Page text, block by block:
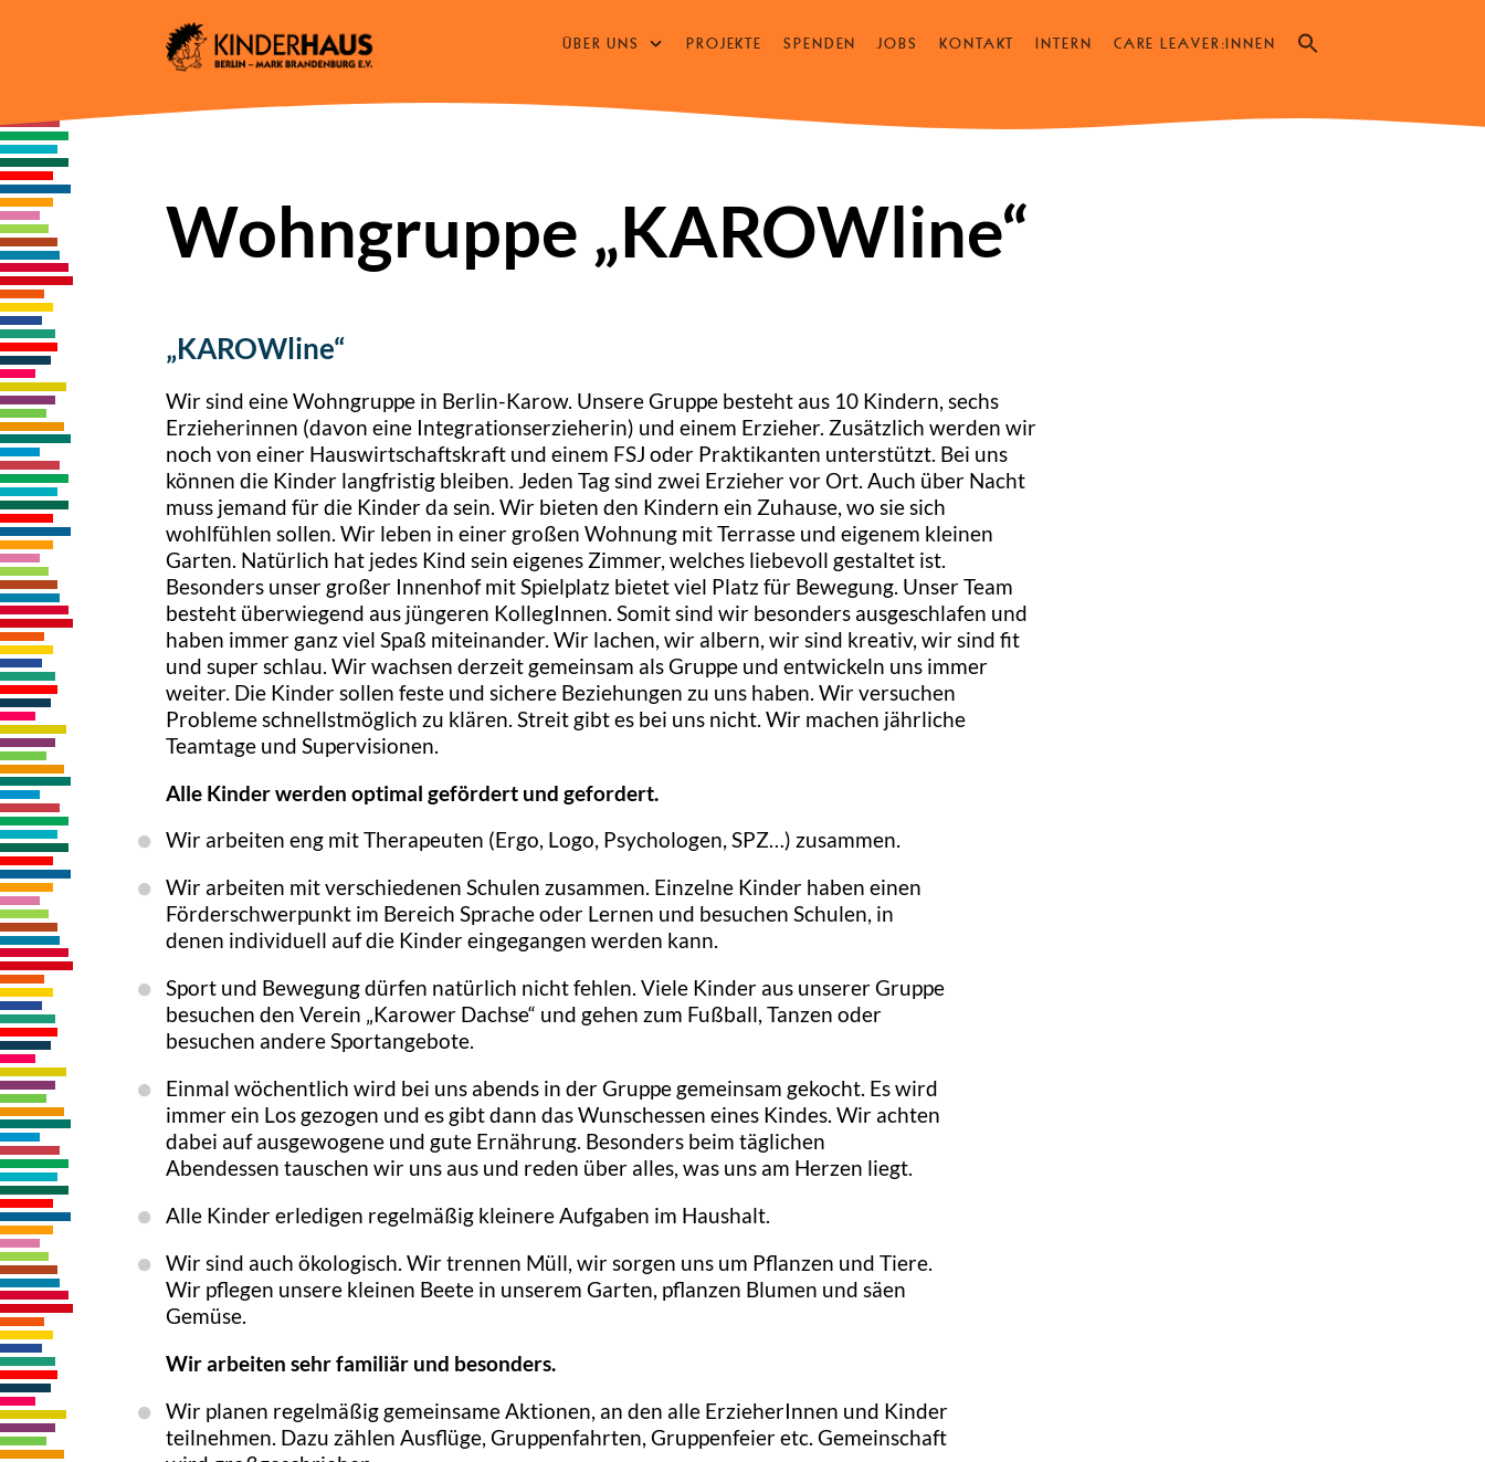
ÜBER UNS
UNTERMENÜ
/
PROJEKTE SPENDEN JOBS KONTAKT INTERN CARE LEAVER:INNEN
Wohngruppe „KAROWline“
„KAROWline“
Wir sind eine Wohngruppe in Berlin-Karow. Unsere Gruppe besteht aus 10 Kindern, sechs
Erzieherinnen (davon eine Integrationserzieherin) und einem Erzieher. Zusätzlich werden wir
noch von einer Hauswirtschaftskraft und einem FSJ oder Praktikanten unterstützt. Bei uns
können die Kinder langfristig bleiben. Jeden Tag sind zwei Erzieher vor Ort. Auch über Nacht
muss jemand für die Kinder da sein. Wir bieten den Kindern ein Zuhause, wo sie sich
wohlfühlen sollen. Wir leben in einer großen Wohnung mit Terrasse und eigenem kleinen
Garten. Natürlich hat jedes Kind sein eigenes Zimmer, welches liebevoll gestaltet ist.
Besonders unser großer Innenhof mit Spielplatz bietet viel Platz für Bewegung. Unser Team
besteht überwiegend aus jüngeren KollegInnen. Somit sind wir besonders ausgeschlafen und
haben immer ganz viel Spaß miteinander. Wir lachen, wir albern, wir sind kreativ, wir sind fit
und super schlau. Wir wachsen derzeit gemeinsam als Gruppe und entwickeln uns immer
weiter. Die Kinder sollen feste und sichere Beziehungen zu uns haben. Wir versuchen
Probleme schnellstmöglich zu klären. Streit gibt es bei uns nicht. Wir machen jährliche
Teamtage und Supervisionen.
Alle Kinder werden optimal gefördert und gefordert.
Wir arbeiten eng mit Therapeuten (Ergo, Logo, Psychologen, SPZ…) zusammen.
Wir arbeiten mit verschiedenen Schulen zusammen. Einzelne Kinder haben einen
Förderschwerpunkt im Bereich Sprache oder Lernen und besuchen Schulen, in
denen individuell auf die Kinder eingegangen werden kann.
Sport und Bewegung dürfen natürlich nicht fehlen. Viele Kinder aus unserer Gruppe
besuchen den Verein „Karower Dachse“ und gehen zum Fußball, Tanzen oder
besuchen andere Sportangebote.
Einmal wöchentlich wird bei uns abends in der Gruppe gemeinsam gekocht. Es wird
immer ein Los gezogen und es gibt dann das Wunschessen eines Kindes. Wir achten
dabei auf ausgewogene und gute Ernährung. Besonders beim täglichen
Abendessen tauschen wir uns aus und reden über alles, was uns am Herzen liegt.
Alle Kinder erledigen regelmäßig kleinere Aufgaben im Haushalt.
Wir sind auch ökologisch. Wir trennen Müll, wir sorgen uns um Pflanzen und Tiere.
Wir pflegen unsere kleinen Beete in unserem Garten, pflanzen Blumen und säen
Gemüse.
Wir arbeiten sehr familiär und besonders.
Wir planen regelmäßig gemeinsame Aktionen, an den alle ErzieherInnen und Kinder
teilnehmen. Dazu zählen Ausflüge, Gruppenfahrten, Gruppenfeier etc. Gemeinschaft